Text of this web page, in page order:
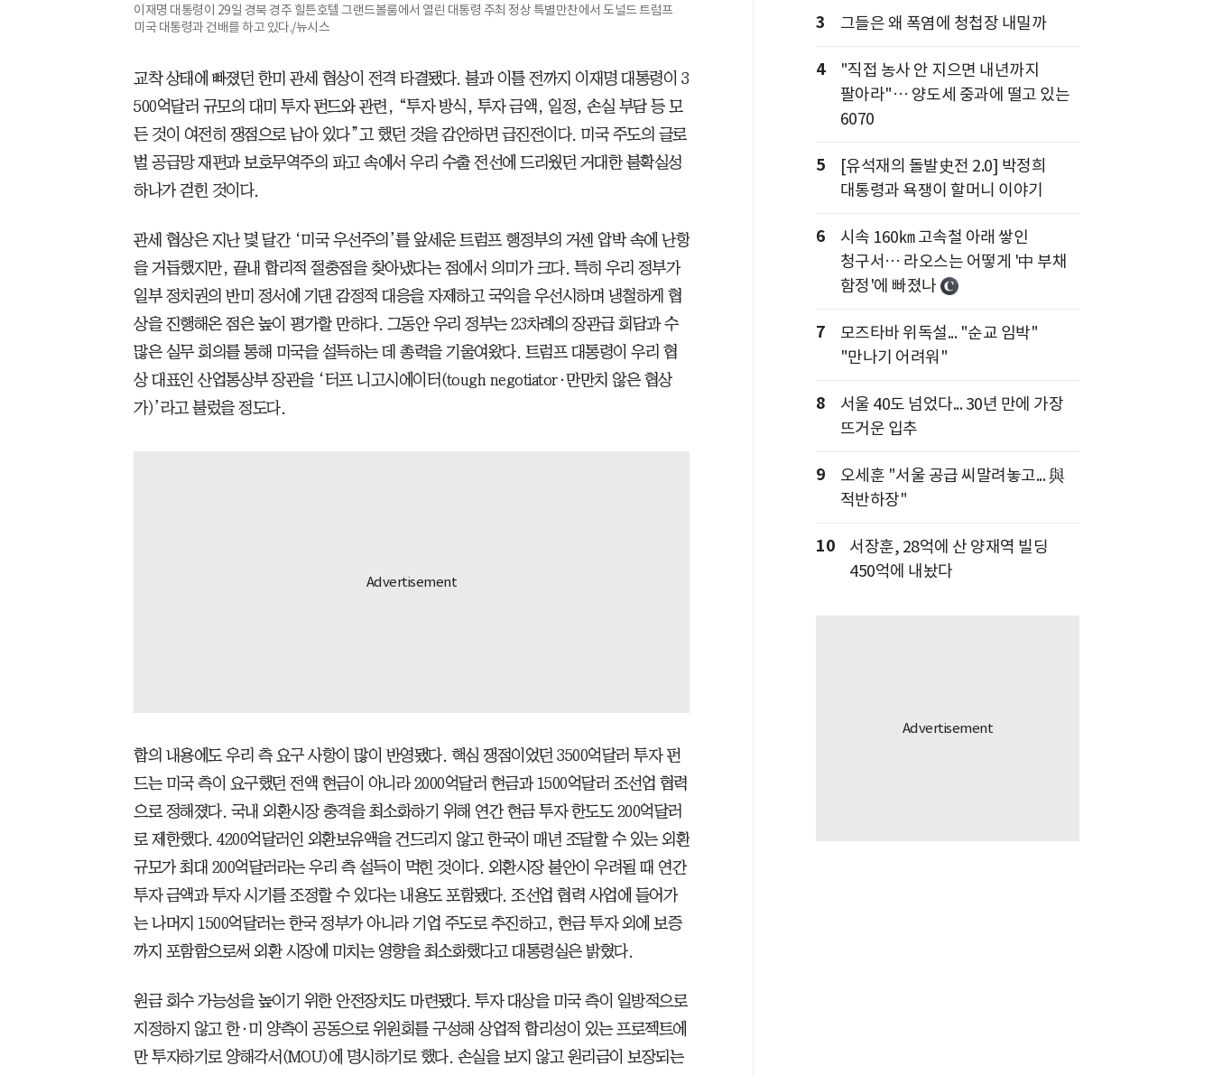
이재명 대통령이 29일 경북 경주 힐튼호텔 그랜드볼룸에서 열린 대통령 주최 정상 특별만찬에서 도널드 트럼프
미국 대통령과 건배를 하고 있다./뉴시스
교착 상태에 빠졌던 한미 관세 협상이 전격 타결됐다. 불과 이틀 전까지 이재명 대통령이 3
500억달러 규모의 대미 투자 펀드와 관련, “투자 방식, 투자 금액, 일정, 손실 부담 등 모
든 것이 여전히 쟁점으로 남아 있다”고 했던 것을 감안하면 급진전이다. 미국 주도의 글로
벌 공급망 재편과 보호무역주의 파고 속에서 우리 수출 전선에 드리웠던 거대한 불확실성
하나가 걷힌 것이다.
관세 협상은 지난 몇 달간 ‘미국 우선주의’를 앞세운 트럼프 행정부의 거센 압박 속에 난항
을 거듭했지만, 끝내 합리적 절충점을 찾아냈다는 점에서 의미가 크다. 특히 우리 정부가
일부 정치권의 반미 정서에 기댄 감정적 대응을 자제하고 국익을 우선시하며 냉철하게 협
상을 진행해온 점은 높이 평가할 만하다. 그동안 우리 정부는 23차례의 장관급 회담과 수
많은 실무 회의를 통해 미국을 설득하는 데 총력을 기울여왔다. 트럼프 대통령이 우리 협
상 대표인 산업통상부 장관을 ‘터프 니고시에이터(tough negotiator·만만치 않은 협상
가)’라고 불렀을 정도다.
합의 내용에도 우리 측 요구 사항이 많이 반영됐다. 핵심 쟁점이었던 3500억달러 투자 펀
드는 미국 측이 요구했던 전액 현금이 아니라 2000억달러 현금과 1500억달러 조선업 협력
으로 정해졌다. 국내 외환시장 충격을 최소화하기 위해 연간 현금 투자 한도도 200억달러
로 제한했다. 4200억달러인 외환보유액을 건드리지 않고 한국이 매년 조달할 수 있는 외환
규모가 최대 200억달러라는 우리 측 설득이 먹힌 것이다. 외환시장 불안이 우려될 때 연간
투자 금액과 투자 시기를 조정할 수 있다는 내용도 포함됐다. 조선업 협력 사업에 들어가
는 나머지 1500억달러는 한국 정부가 아니라 기업 주도로 추진하고, 현금 투자 외에 보증
까지 포함함으로써 외환 시장에 미치는 영향을 최소화했다고 대통령실은 밝혔다.
원금 회수 가능성을 높이기 위한 안전장치도 마련됐다. 투자 대상을 미국 측이 일방적으로
지정하지 않고 한·미 양측이 공동으로 위원회를 구성해 상업적 합리성이 있는 프로젝트에
만 투자하기로 양해각서(MOU)에 명시하기로 했다. 손실을 보지 않고 원리금이 보장되는
3 그들은 왜 폭염에 청첩장 내밀까
4
"직접 농사 안 지으면 내년까지
팔아라"… 양도세 중과에 떨고 있는
6070
5
[유석재의 돌발史전 2.0] 박정희
대통령과 욕쟁이 할머니 이야기
6
시속 160㎞ 고속철 아래 쌓인
청구서… 라오스는 어떻게 '中 부채
함정'에 빠졌나
7
모즈타바 위독설... "순교 임박"
"만나기 어려워"
8
서울 40도 넘었다... 30년 만에 가장
뜨거운 입추
9
오세훈 "서울 공급 씨말려놓고... 與
적반하장"
10
서장훈, 28억에 산 양재역 빌딩
450억에 내놨다